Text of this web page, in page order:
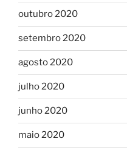
outubro 2020
setembro 2020
agosto 2020
julho 2020
junho 2020
maio 2020